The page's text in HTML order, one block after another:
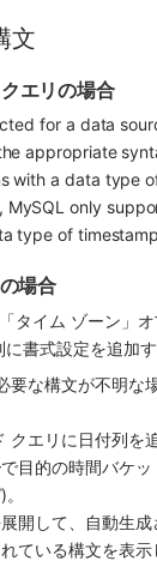
文
エリの場合
for a data
appropriate
with a data type
MySQL only
type of
場合
タイム ゾーン」
書式設定を追加す
要な構文が不明な
クエリに日付列を
目的の時間バケッ
開して、自動生成
ている構文を表示